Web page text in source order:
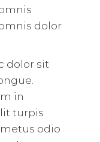
dolor
dolor sit
in
turpis
odio